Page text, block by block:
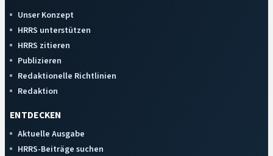
Unser Konzept
HRRS unterstützen
HRRS zitieren
Publizieren
Redaktionelle Richtlinien
Redaktion
ENTDECKEN
Aktuelle Ausgabe
HRRS-Beiträge suchen